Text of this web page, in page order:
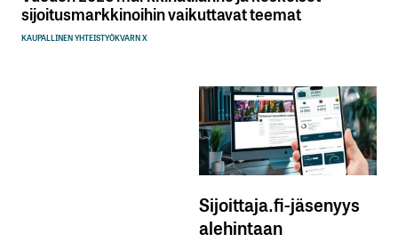
sijoitusmarkkinoihin vaikuttavat teemat
KAUPALLINEN YHTEISTYÖKVARN X
Sijoittaja.fi-jäsenyys
alehintaan